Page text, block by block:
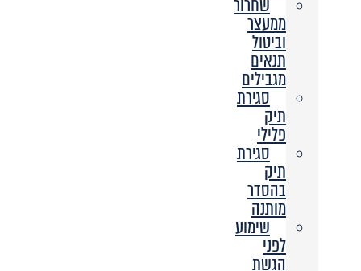
ממעצר
וביטול
תנאים
מגבילים
סגירת
תיק
פלילי
סגירת
תיק
בהסדר
מותנה
שימוע
לפני
הגשת